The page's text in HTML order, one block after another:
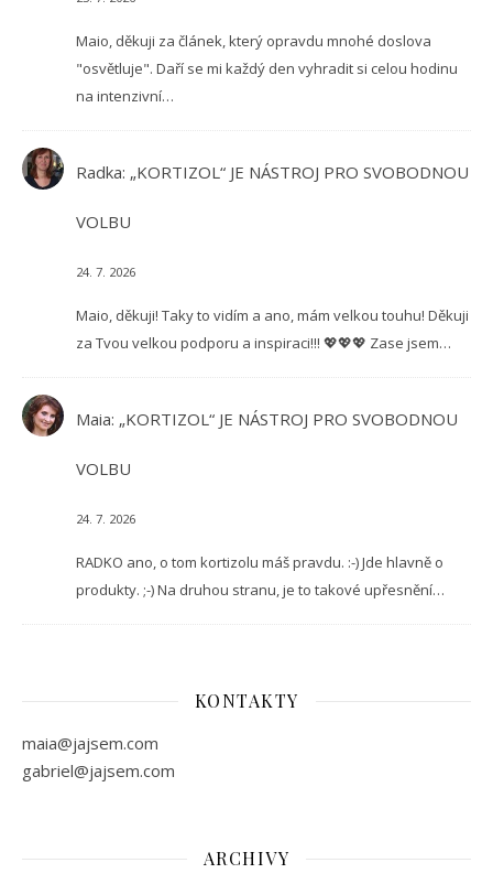
Maio, děkuji za článek, který opravdu mnohé doslova
"osvětluje". Daří se mi každý den vyhradit si celou hodinu
na intenzivní…
Radka: „KORTIZOL“ JE NÁSTROJ PRO SVOBODNOU
VOLBU
24. 7. 2026
Maio, děkuji! Taky to vidím a ano, mám velkou touhu! Děkuji
za Tvou velkou podporu a inspiraci!!! 💖💖💖 Zase jsem…
Maia: „KORTIZOL“ JE NÁSTROJ PRO SVOBODNOU
VOLBU
24. 7. 2026
RADKO ano, o tom kortizolu máš pravdu. :-) Jde hlavně o
produkty. ;-) Na druhou stranu, je to takové upřesnění…
KONTAKTY
maia@jajsem.com
gabriel@jajsem.com
ARCHIVY